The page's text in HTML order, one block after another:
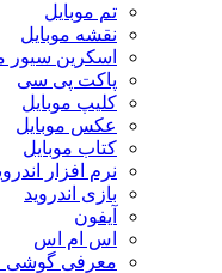
تم موبایل
نقشه موبایل
اسکرین سیور
پاکت پی سی
کلیپ موبایل
عکس موبایل
کتاب موبایل
نرم افزار
بازی اندروید
آیفون
اس ام اس
معرفی گوشی